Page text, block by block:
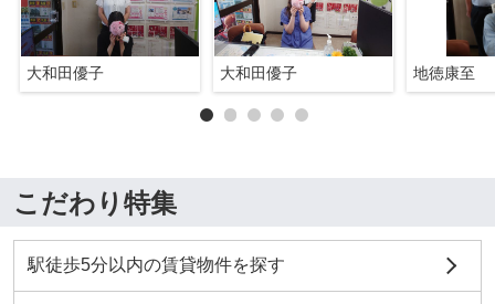
大和田優子 大和田優子 地徳康至
こだわり特集
駅徒歩5分以内の賃貸物件を探す